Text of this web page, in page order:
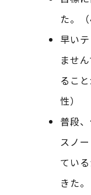
た。
早い
ませ
るこ
性）
普段
スノ
てい
きた